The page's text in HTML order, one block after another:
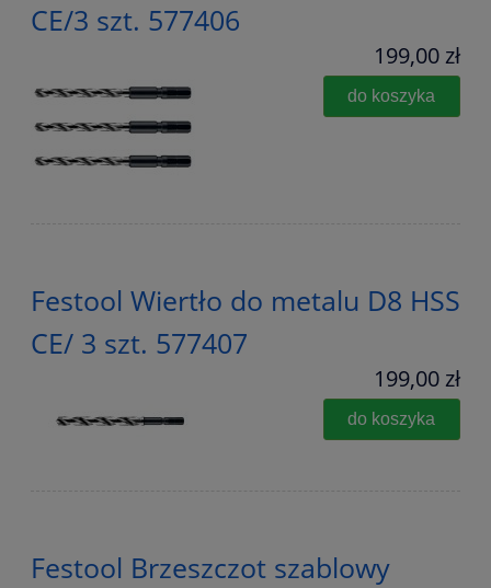
CE/3 szt. 577406
199,00 zł
do koszyka
Festool Wiertło do metalu D8 HSS
CE/ 3 szt. 577407
199,00 zł
do koszyka
Festool Brzeszczot szablowy